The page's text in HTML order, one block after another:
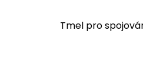
Tmel pro